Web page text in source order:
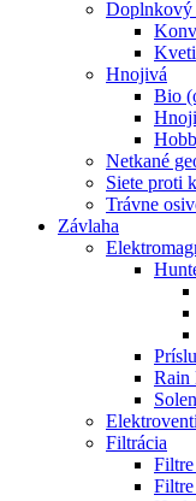
Doplnkový
Hnojivá
Bio
Netkané
Siete proti
Trávne
Závlaha
Rain
Filtrácia